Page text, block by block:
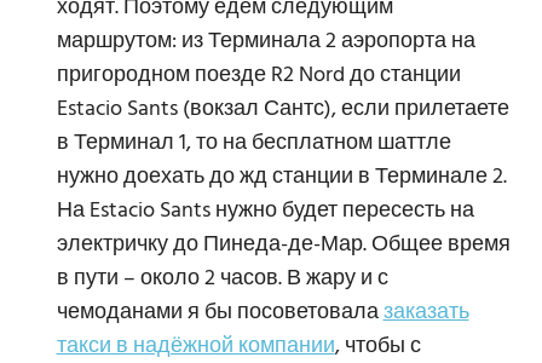
ходят. Поэтому едем следующим
маршрутом: из Терминала 2 аэропорта на
пригородном поезде R2 Nord до станции
Estacio Sants (вокзал Сантс), если прилетаете
в Терминал 1, то на бесплатном шаттле
нужно доехать до жд станции в Терминале 2.
На Estacio Sants нужно будет пересесть на
электричку до Пинеда-де-Мар. Общее время
в пути – около 2 часов. В жару и с
чемоданами я бы посоветовалазаказать
такси в надёжной компании, чтобы с